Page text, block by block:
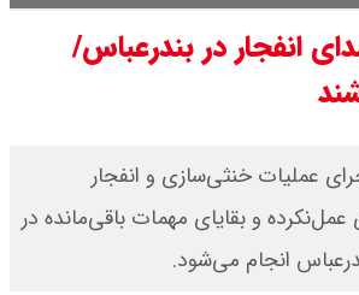
انفجار در بندرعباس/
عملیات خنثی‌سازی و انفجار
عمل‌نکرده و بقایای مهمات باقی‌مانده در
انجام می‌شود.